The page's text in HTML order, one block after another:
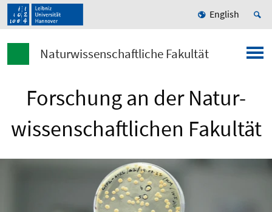
English
Naturwissenschaftliche Fakultät
Forschung an der Natur­
wissenschaftlichen Fakultät